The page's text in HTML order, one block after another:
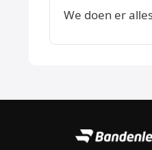
We doen er